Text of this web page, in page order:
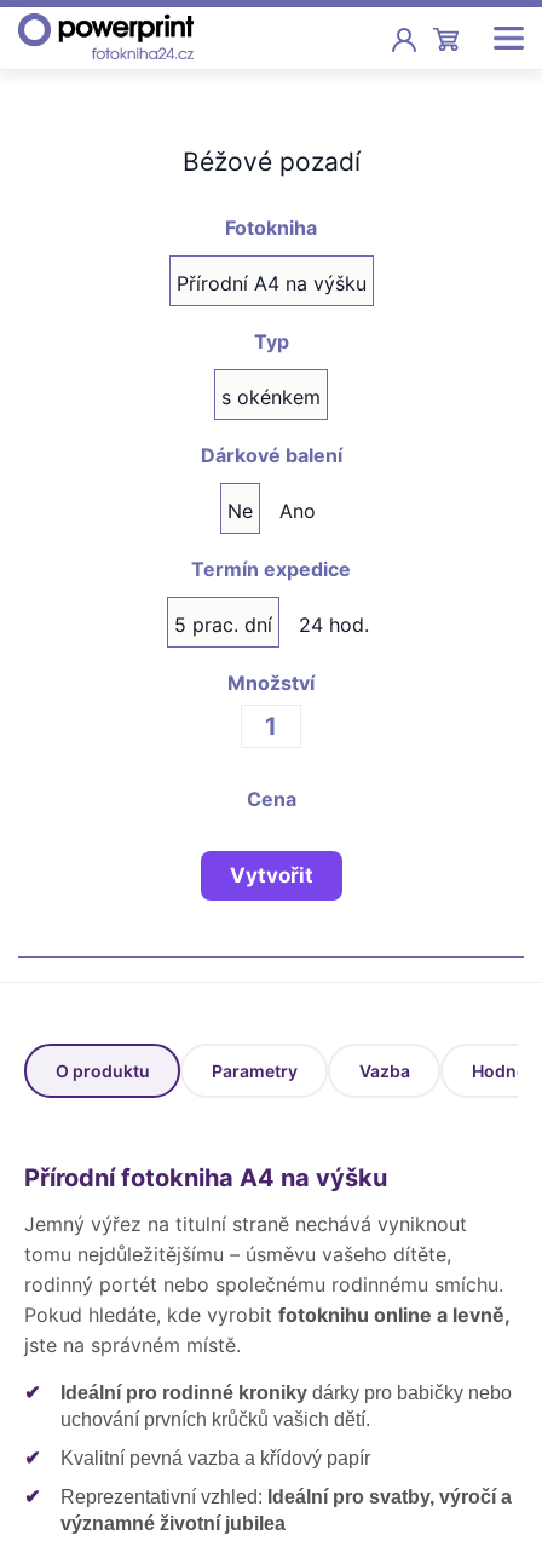
Pevná vazba, sešity, poukazy
Fotokalendáře
Hrnky, magnety, trička…
Rady a kontakty
Béžové pozadí
Fotokniha
Přírodní A4 na výšku
Typ
s okénkem
Dárkové balení
Ne Ano
Termín expedice
5 prac. dní 24 hod.
Množství
Cena
Vytvořit
O produktu Parametry Vazba
Přírodní fotokniha A4 na výšku
Jemný výřez na titulní straně nechává vyniknout
tomu nejdůležitějšímu – úsměvu vašeho dítěte,
rodinný portét nebo společnému rodinnému smíchu.
Pokud hledáte, kde vyrobit fotoknihu online a levně,
jste na správném místě.
✔ Ideální pro rodinné kroniky dárky pro babičky nebo
uchování prvních krůčků vašich dětí.
✔
Kvalitní pevná vazba a křídový papír
✔
Reprezentativní vzhled: Ideální pro svatby, výročí a
významné životní jubilea